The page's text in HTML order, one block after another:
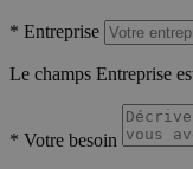
* Entreprise
Le champs Entreprise
* Votre besoin